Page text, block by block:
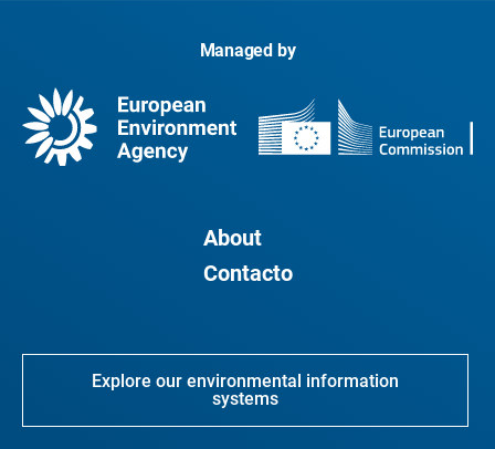
Managed by
About
Contacto
Explore our environmental information
systems